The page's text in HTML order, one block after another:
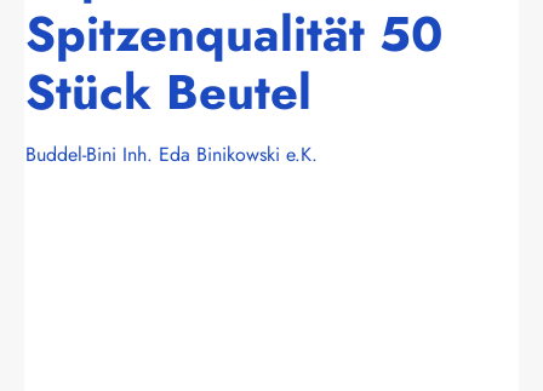
Spitzenqualität 50
Stück Beutel
Buddel-Bini Inh. Eda Binikowski e.K.